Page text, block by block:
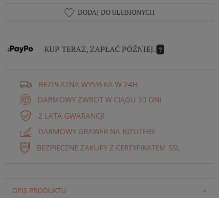
DODAJ DO ULUBIONYCH
KUP TERAZ, ZAPŁAĆ PÓŹNIEJ. ?
BEZPŁATNA WYSYŁKA W 24H
DARMOWY ZWROT W CIĄGU 30 DNI
2 LATA GWARANCJI
DARMOWY GRAWER NA BIŻUTERII
BEZPIECZNE ZAKUPY Z CERTYFIKATEM SSL
OPIS PRODUKTU